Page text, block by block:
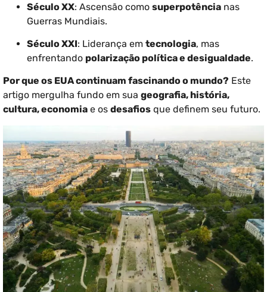
Século XX: Ascensão como superpotência nas
Guerras Mundiais.
Século XXI: Liderança em tecnologia, mas
enfrentando polarização política e desigualdade.
Por que os EUA continuam fascinando o mundo? Este
artigo mergulha fundo em sua geografia, história,
cultura, economia e os desafios que definem seu futuro.